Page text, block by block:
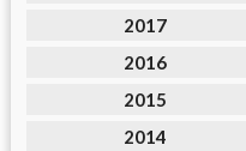
2017
2016
2015
2014